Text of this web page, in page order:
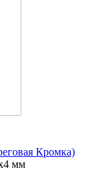
Кромка)
мм